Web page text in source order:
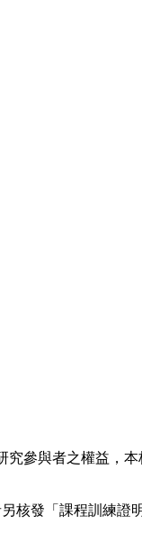
參與者之權益，
核發「課程訓練證明